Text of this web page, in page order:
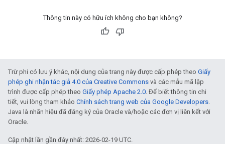
Thông tin này có hữu ích không cho bạn không?
Trừ phi có lưu ý khác, nội dung của trang này được cấp phép theo Giấy
phép ghi nhận tác giả 4.0 của Creative Commons và các mẫu mã lập
trình được cấp phép theo Giấy phép Apache 2.0. Để biết thông tin chi
tiết, vui lòng tham khảo Chính sách trang web của Google Developers.
Java là nhãn hiệu đã đăng ký của Oracle và/hoặc các đơn vị liên kết với
Oracle.
Cập nhật lần gần đây nhất: 2026-02-19 UTC.